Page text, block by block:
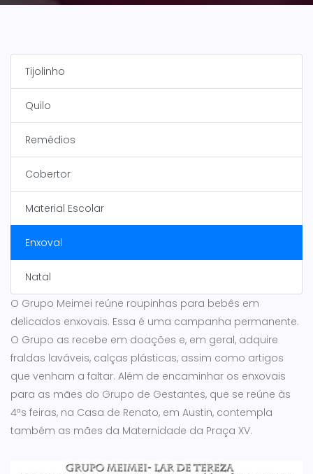
Tijolinho
Quilo
Remédios
Cobertor
Material Escolar
Enxoval
Natal
O Grupo Meimei reúne roupinhas para bebês em
delicados enxovais. Essa é uma campanha permanente.
O Grupo as recebe em doações e, em geral, adquire
fraldas laváveis, calças plásticas, assim como artigos
que venham a faltar. Além de encaminhar os enxovais
para as mães do Grupo de Gestantes, que se reúne às
4ªs feiras, na Casa de Renato, em Austin, contempla
também as mães da Maternidade da Praça XV.